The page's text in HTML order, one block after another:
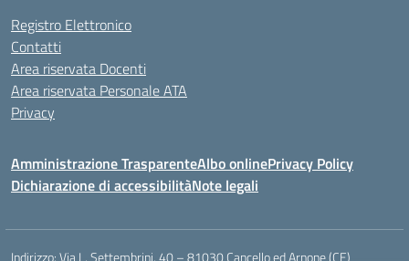
Registro Elettronico
Contatti
Area riservata Docenti
Area riservata Personale ATA
Privacy
Amministrazione TrasparenteAlbo onlinePrivacy Policy
Dichiarazione di accessibilitàNote legali
Indirizzo:Via L. Settembrini, 40 – 81030 Cancello ed Arnone (CE)